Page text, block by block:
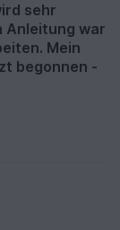
sehr
Anleitung war
Mein
begonnen -